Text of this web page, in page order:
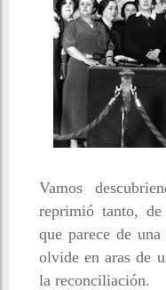
Vamos
reprimió tanto,
que parece de
olvide en aras de
la reconciliación.